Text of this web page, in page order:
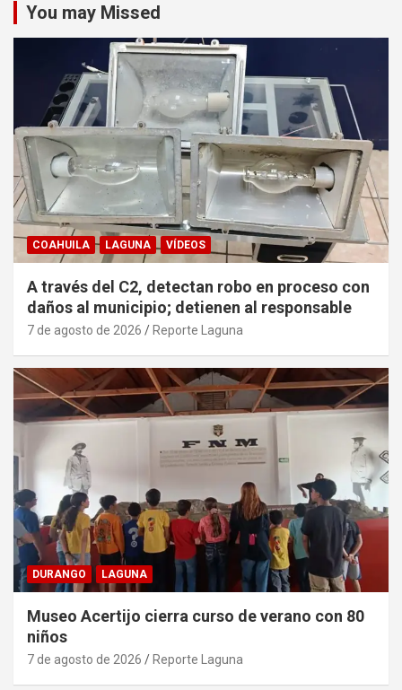
You may Missed
COAHUILA LAGUNA VÍDEOS
A través del C2, detectan robo en proceso con
daños al municipio; detienen al responsable
7 de agosto de 2026 Reporte Laguna
DURANGO LAGUNA
Museo Acertijo cierra curso de verano con 80
niños
7 de agosto de 2026 Reporte Laguna